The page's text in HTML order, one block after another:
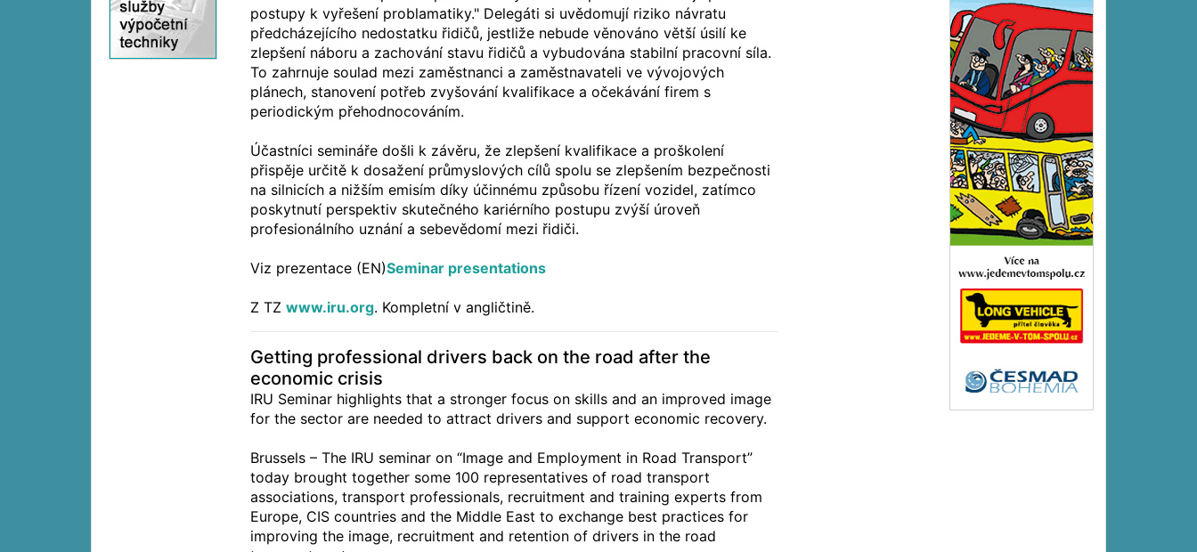
postupy k vyřešení problamatiky." Delegáti si uvědomují riziko návratu
předcházejícího nedostatku řidičů, jestliže nebude věnováno větší úsilí ke
zlepšení náboru a zachování stavu řidičů a vybudována stabilní pracovní síla.
To zahrnuje soulad mezi zaměstnanci a zaměstnavateli ve vývojových
plánech, stanovení potřeb zvyšování kvalifikace a očekávání firem s
periodickým přehodnocováním.
Účastníci semináře došli k závěru, že zlepšení kvalifikace a proškolení
přispěje určitě k dosažení průmyslových cílů spolu se zlepšením bezpečnosti
na silnicích a nižším emisím díky účinnému způsobu řízení vozidel, zatímco
poskytnutí perspektiv skutečného kariérního postupu zvýší úroveň
profesionálního uznání a sebevědomí mezi řidiči.
Viz prezentace (EN)Seminar presentations
Z TZwww.iru.org. Kompletní v angličtině.
Getting professional drivers back on the road after the
economic crisis
IRU Seminar highlights that a stronger focus on skills and an improved image
for the sector are needed to attract drivers and support economic recovery.
Brussels – The IRU seminar on “Image and Employment in Road Transport”
today brought together some 100 representatives of road transport
associations, transport professionals, recruitment and training experts from
Europe, CIS countries and the Middle East to exchange best practices for
improving the image, recruitment and retention of drivers in the road